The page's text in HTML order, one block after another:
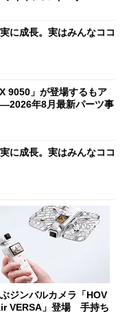
に成長。実はみんなココ
9050」が登場するもア
年8月最新パーツ事
に成長。実はみんなココ
ジンバルカメラ「HOV
VERSA」登場 手持ち